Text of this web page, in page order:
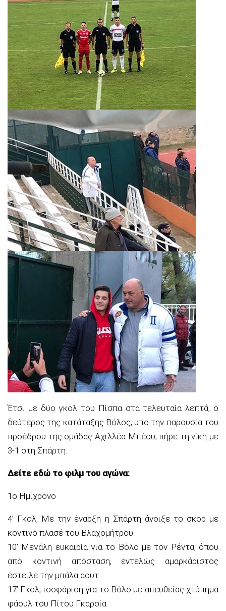
Έτσι με δύο γκολ του Πίσπα στα τελευταία λεπτά, ο
δεύτερος της κατάταξης Βόλος, υπο την παρουσία του
προέδρου της ομάδας Αχιλλέα Μπέου, πήρε τη νίκη με
3-1 στη Σπάρτη.
Δείτε εδώ το φιλμ του αγώνα:
1ο Ημίχρονο
4’ Γκολ, Με την έναρξη η Σπάρτη άνοιξε το σκορ με
κοντινό πλασέ του Βλαχομήτρου
10’ Μεγάλη ευκαιρία για το Βόλο με τον Ρέντα, όπου
από κοντινή απόσταση, εντελώς αμαρκάριστος
έστειλε την μπάλα αουτ
17’ Γκολ, ισοφάριση για το Βόλο με απευθείας χτύπημα
φάουλ του Πίτου Γκαρσία